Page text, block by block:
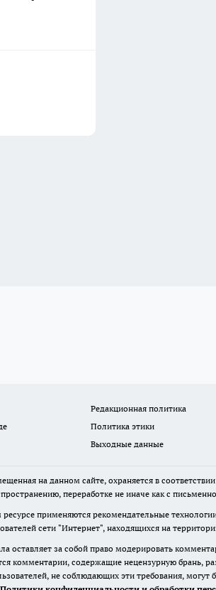
Редакционная политика
Политика этики
Выходные данные
на данном сайте, охраняется в
переработке не иначе как с
применяются рекомендательные
сети "Интернет", находящихся на
оставляет за собой право модерировать
комментарии, содержащие нецензурную брань,
не соблюдающих эти требования,